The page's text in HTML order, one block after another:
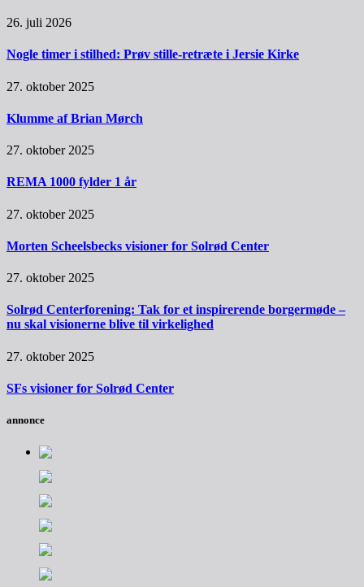
26. juli 2026
Nogle timer i stilhed: Prøv stille-retræte i Jersie Kirke
27. oktober 2025
Klumme af Brian Mørch
27. oktober 2025
REMA 1000 fylder 1 år
27. oktober 2025
Morten Scheelsbecks visioner for Solrød Center
27. oktober 2025
Solrød Centerforening: Tak for et inspirerende borgermøde –
nu skal visionerne blive til virkelighed
27. oktober 2025
SFs visioner for Solrød Center
annonce